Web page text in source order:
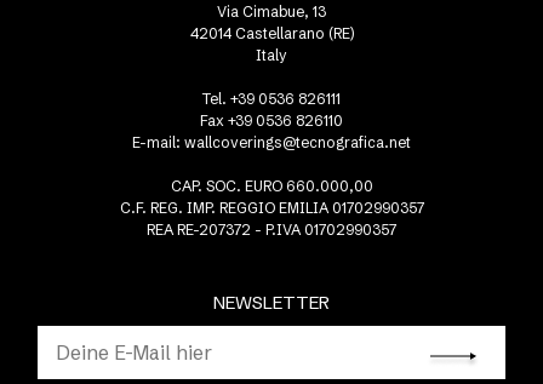
NEWSLETTER
Via Cimabue, 13
42014 Castellarano (RE)
Italy
Tel. +39 0536 826111
Fax +39 0536 826110
E-mail: wallcoverings@tecnografica.net
CAP. SOC. EURO 660.000,00
C.F. REG. IMP. REGGIO EMILIA 01702990357
REA RE-207372 - P.IVA 01702990357